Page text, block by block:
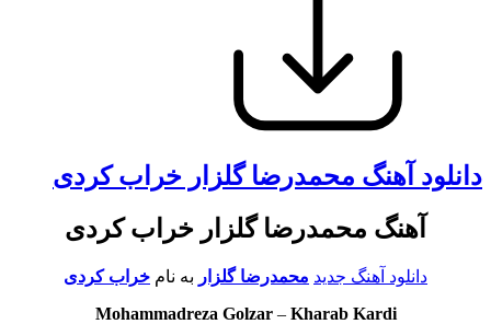
دانلود آهنگ محمدرضا گلزار خراب کردی
آهنگ محمدرضا گلزار خراب کردی
دانلود آهنگ جدید محمدرضا گلزار به نام خراب کردی
Mohammadreza Golzar– Kharab Kardi